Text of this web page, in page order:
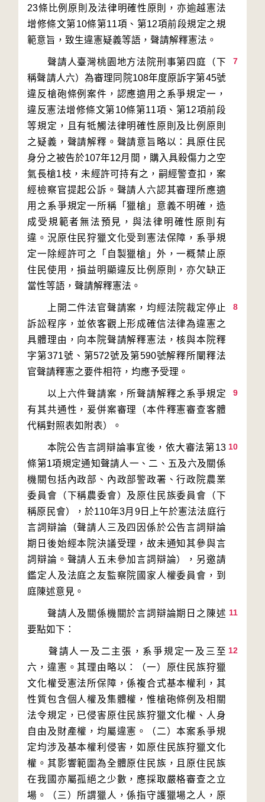
23條比例原則及法律明確性原則，亦逾越憲法
增修條文第10條第11項、第12項前段規定之規
7
聲請人臺灣桃園地方法院刑事第四庭（下
稱聲請人六）為審理同院108年度原訴字第45號
違反槍砲條例案件，認應適用之系爭規定一，
違反憲法增修條文第10條第11項、第12項前段
等規定，且有牴觸法律明確性原則及比例原則
之疑義，聲請解釋。聲請意旨略以：具原住民
身分之被告於107年12月間，購入具殺傷力之空
氣長槍1枝，未經許可持有之，嗣經警查扣，案
經檢察官提起公訴。聲請人六認其審理所應適
用之系爭規定一所稱「獵槍」意義不明確，造
成受規範者無法預見，與法律明確性原則有
違。況原住民狩獵文化受到憲法保障，系爭規
定一除經許可之「自製獵槍」外，一概禁止原
住民使用，損益明顯違反比例原則，亦欠缺正
8
上開二件法官聲請案，均經法院裁定停止
訴訟程序，並依客觀上形成確信法律為違憲之
具體理由，向本院聲請解釋憲法，核與本院釋
字第371號、第572號及第590號解釋所闡釋法
9
以上六件聲請案，所聲請解釋之系爭規定
有其共通性，爰併案審理（本件釋憲審查客體
10
本院公告言詞辯論事宜後，依大審法第13
條第1項規定通知聲請人一、二、五及六及關係
機關包括內政部、內政部警政署、行政院農業
委員會（下稱農委會）及原住民族委員會（下
稱原民會），於110年3月9日上午於憲法法庭行
言詞辯論（聲請人三及四因係於公告言詞辯論
期日後始經本院決議受理，故未通知其參與言
詞辯論。聲請人五未參加言詞辯論），另邀請
鑑定人及法庭之友監察院國家人權委員會，到
11
聲請人及關係機關於言詞辯論期日之陳述
12
聲請人一及二主張，系爭規定一及三至
六，違憲。其理由略以：（一）原住民族狩獵
文化權受憲法所保障，係複合式基本權利，其
性質包含個人權及集體權，惟槍砲條例及相關
法令規定，已侵害原住民族狩獵文化權、人身
自由及財產權，均屬違憲。（二）本案系爭規
定均涉及基本權利侵害，如原住民族狩獵文化
權。其影響範圍為全體原住民族，且原住民族
在我國亦屬孤絕之少數，應採取嚴格審查之立
場。（三）所謂獵人，係指守護獵場之人，原